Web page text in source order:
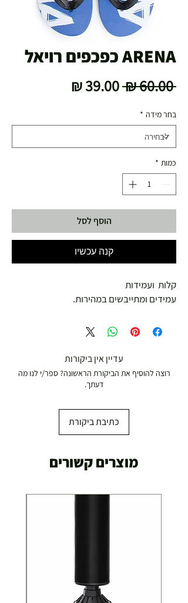
ARENA כפכפים רויאל
‏60.00 ‏₪
מחיר
בחר מידה *
כמות *
הוסף לסל
קנה עכשיו
קלות ועמידות
עמידים ומתייבשים במהירות.
עדיין אין ביקורות
רוצה להוסיף את הביקורת הראשונה? ספר/י לנו מה
דעתך.
כתיבת ביקורת
מוצרים קשורים